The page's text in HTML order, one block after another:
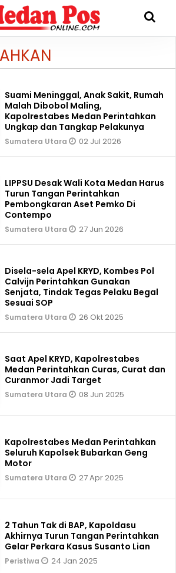
Suami Meninggal, Anak Sakit, Rumah
Malah Dibobol Maling,
Kapolrestabes Medan Perintahkan
Ungkap dan Tangkap Pelakunya
Sumatera Utara 02 Jul 2026
LIPPSU Desak Wali Kota Medan Harus
Turun Tangan Perintahkan
Pembongkaran Aset Pemko Di
Contempo
Sumatera Utara 27 Jun 2026
Disela-sela Apel KRYD, Kombes Pol
Calvijn Perintahkan Gunakan
Senjata, Tindak Tegas Pelaku Begal
Sesuai SOP
Sumatera Utara 26 Okt 2025
Saat Apel KRYD, Kapolrestabes
Medan Perintahkan Curas, Curat dan
Curanmor Jadi Target
Sumatera Utara 08 Jun 2025
Kapolrestabes Medan Perintahkan
Seluruh Kapolsek Bubarkan Geng
Motor
Sumatera Utara 27 Apr 2025
2 Tahun Tak di BAP, Kapoldasu
Akhirnya Turun Tangan Perintahkan
Gelar Perkara Kasus Susanto Lian
Peristiwa 24 Jan 2025